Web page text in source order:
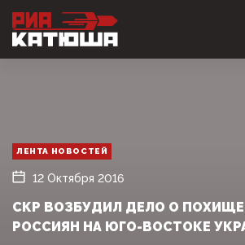
ЛЕНТА НОВОСТЕЙ
12 Октября 2016
СКР ВОЗБУДИЛ ДЕЛО О
РОССИЯН НА ЮГО-ВОСТОКЕ